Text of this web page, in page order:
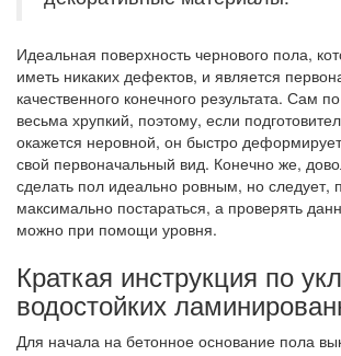
Идеальная поверхность чернового пола,
иметь никаких дефектов, и является
качественного конечного результата. Сам
весьма хрупкий, поэтому, если
окажется неровной, он быстро
свой первоначальный вид. Конечно же,
сделать пол идеально ровным, но следует,
максимально постараться, а проверять
можно при помощи уровня.
Краткая инструкция по
водостойких
Для начала на бетонное основание пола